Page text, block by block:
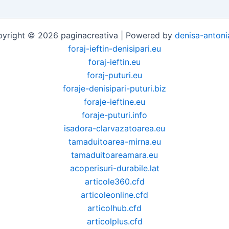
© 2026 paginacreativa | Powered by denisa-
foraj-ieftin-denisipari.eu
foraj-ieftin.eu
foraj-puturi.eu
foraje-denisipari-puturi.biz
foraje-ieftine.eu
foraje-puturi.info
isadora-clarvazatoarea.eu
tamaduitoarea-mirna.eu
tamaduitoareamara.eu
acoperisuri-durabile.lat
articole360.cfd
articoleonline.cfd
articolhub.cfd
articolplus.cfd